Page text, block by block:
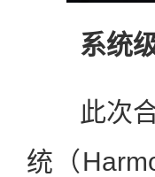
系统
此次合
统（